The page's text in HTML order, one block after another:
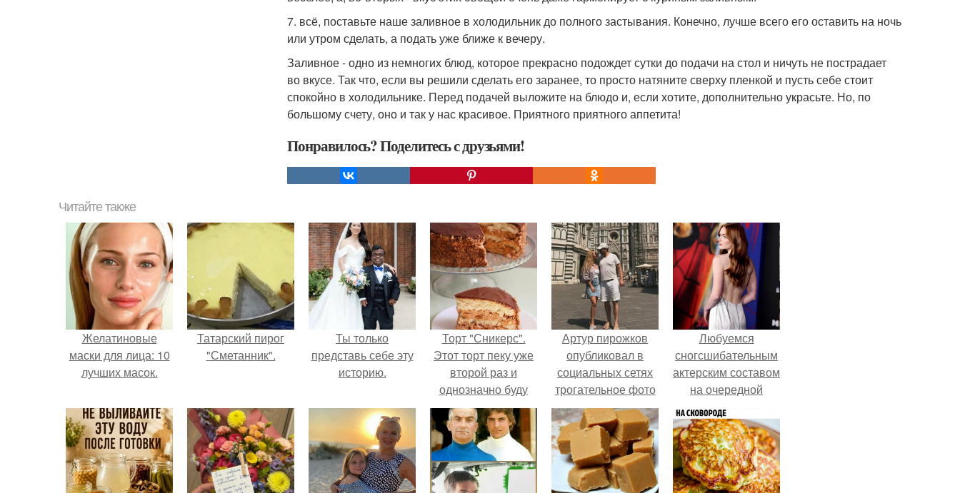
7. всё, поставьте наше заливное в холодильник до полного застывания. Конечно, лучше всего его оставить на ночь
или утром сделать, а подать уже ближе к вечеру.
Заливное - одно из немногих блюд, которое прекрасно подождет сутки до подачи на стол и ничуть не пострадает
во вкусе. Так что, если вы решили сделать его заранее, то просто натяните сверху пленкой и пусть себе стоит
спокойно в холодильнике. Перед подачей выложите на блюдо и, если хотите, дополнительно украсьте. Но, по
большому счету, оно и так у нас красивое. Приятного приятного аппетита!
Понравилось? Поделитесь с друзьями!
Читайте также
Желатиновые
маски для лица: 10
лучших масок.
Татарский пирог
"Сметанник".
Ты только
представь себе эту
историю.
Торт "Сникерс".
Этот торт пеку уже
второй раз и
однозначно буду
печь еще.
Артур пирожков
опубликовал в
социальных сетях
трогательное фото
с супругой
Анжеликой,
сделанное во
время их недавнего
путешествия в
Любуемся
сногсшибательным
актерским составом
на очередной
премьере нового
человека - паука.